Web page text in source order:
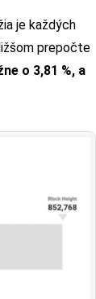
je každých
prepočte
o 3,81 %, a